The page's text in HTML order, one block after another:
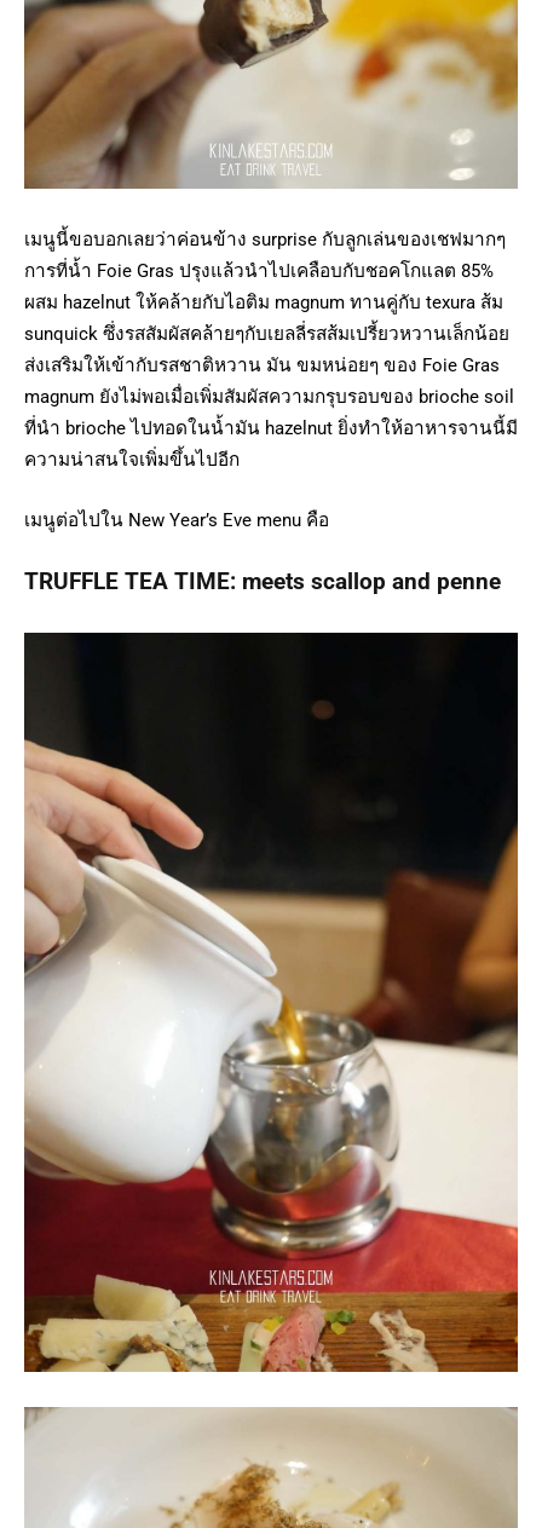
เมนูนี้ขอบอกเลยว่าค่อนข้าง surprise กับลูกเล่นของเชฟมากๆ
การที่น้ำ Foie Gras ปรุงแล้วนำไปเคลือบกับชอคโกแลต 85%
ผสม hazelnut ให้คล้ายกับไอติม magnum ทานคู่กับ texura ส้ม
sunquick ซึ่งรสสัมผัสคล้ายๆกับเยลลี่รสส้มเปรี้ยวหวานเล็กน้อย
ส่งเสริมให้เข้ากับรสชาติหวาน มัน ขมหน่อยๆ ของ Foie Gras
magnum ยังไม่พอเมื่อเพิ่มสัมผัสความกรุบรอบของ brioche soil
ที่นำ brioche ไปทอดในน้ำมัน hazelnut ยิ่งทำให้อาหารจานนี้มี
ความน่าสนใจเพิ่มขึ้นไปอีก
เมนูต่อไปใน New Year’s Eve menu คือ
TRUFFLE TEA TIME: meets scallop and penne